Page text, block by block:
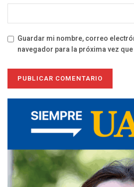
Guardar mi nombre, correo
navegador para la próxima vez